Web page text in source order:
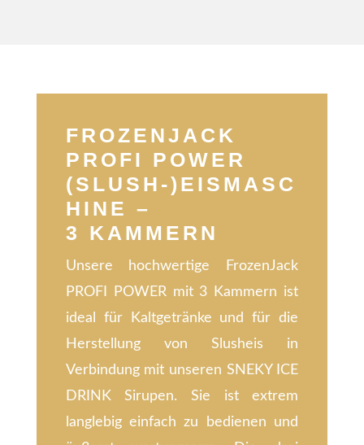
FROZENJACK
PROFI POWER
(SLUSH-)EISMASC
HINE –
3 KAMMERN
Unsere hochwertige FrozenJack
PROFI POWER mit 3 Kammern ist
ideal für Kaltgetränke und für die
Herstellung von Slusheis in
Verbindung mit unseren SNEKY ICE
DRINK Sirupen. Sie ist extrem
langlebig einfach zu bedienen und